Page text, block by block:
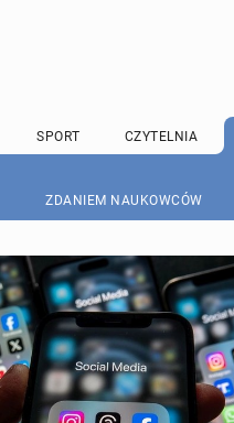
SPORT CZYTELNIA
ZDANIEM NAUKOWCÓW